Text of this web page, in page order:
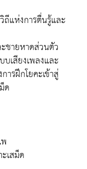
แห่งการตื่นรู้และ
ชายหาดส่วนตัว
เสียงเพลงและ
รฝึกโยคะเข้าสู่
ด
เสม็ด